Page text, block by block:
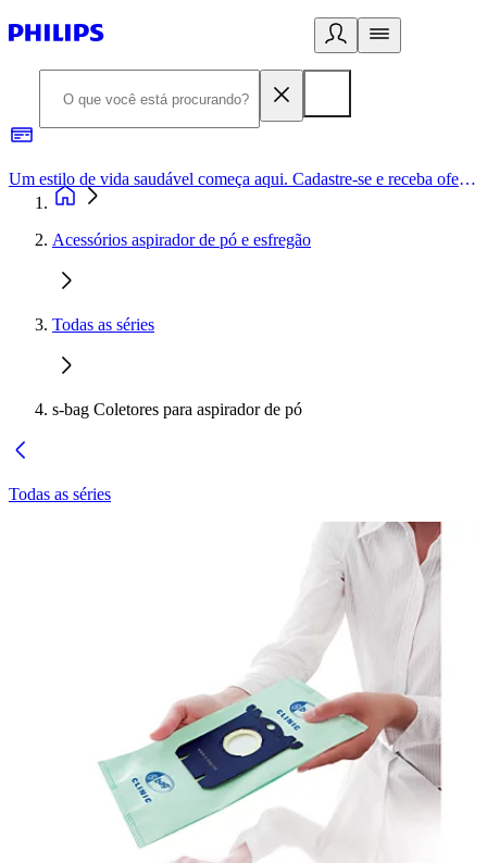
Um estilo de vida saudável começa aqui. Cadastre-se e receba ofertas exclusivas.
Acessórios aspirador de pó e esfregão
Todas as séries
s-bag Coletores para aspirador de pó
Todas as séries